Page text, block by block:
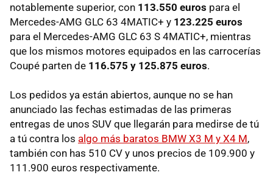
notablemente superior, con 113.550 euros para el
Mercedes-AMG GLC 63 4MATIC+ y 123.225 euros
para el Mercedes-AMG GLC 63 S 4MATIC+, mientras
que los mismos motores equipados en las carrocerías
Coupé parten de 116.575 y 125.875 euros.
Los pedidos ya están abiertos, aunque no se han
anunciado las fechas estimadas de las primeras
entregas de unos SUV que llegarán para medirse de tú
a tú contra los algo más baratos BMW X3 M y X4 M,
también con has 510 CV y unos precios de 109.900 y
111.900 euros respectivamente.